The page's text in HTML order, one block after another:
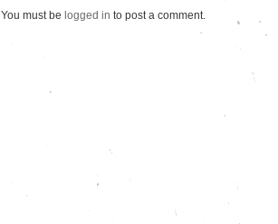
You must be logged in to post a comment.